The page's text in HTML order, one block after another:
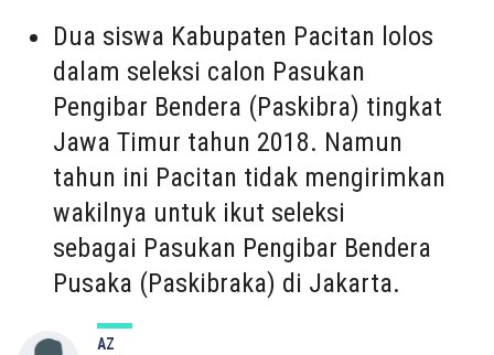
Dua siswa Kabupaten Pacitan lolos
dalam seleksi calon Pasukan
Pengibar Bendera (Paskibra) tingkat
Jawa Timur tahun 2018. Namun
tahun ini Pacitan tidak mengirimkan
wakilnya untuk ikut seleksi
sebagai Pasukan Pengibar Bendera
Pusaka (Paskibraka) di Jakarta.
AZ